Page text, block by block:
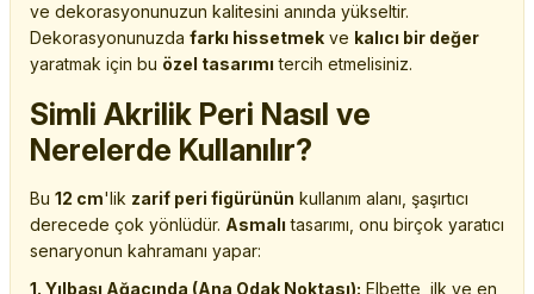
ve dekorasyonunuzun kalitesini anında yükseltir.
Dekorasyonunuzda farkı hissetmek ve kalıcı bir değer
yaratmak için bu özel tasarımı tercih etmelisiniz.
Simli Akrilik Peri Nasıl ve
Nerelerde Kullanılır?
Bu 12 cm'lik zarif peri figürünün kullanım alanı, şaşırtıcı
derecede çok yönlüdür. Asmalı tasarımı, onu birçok yaratıcı
senaryonun kahramanı yapar:
1. Yılbaşı Ağacında (Ana Odak Noktası): Elbette, ilk ve en